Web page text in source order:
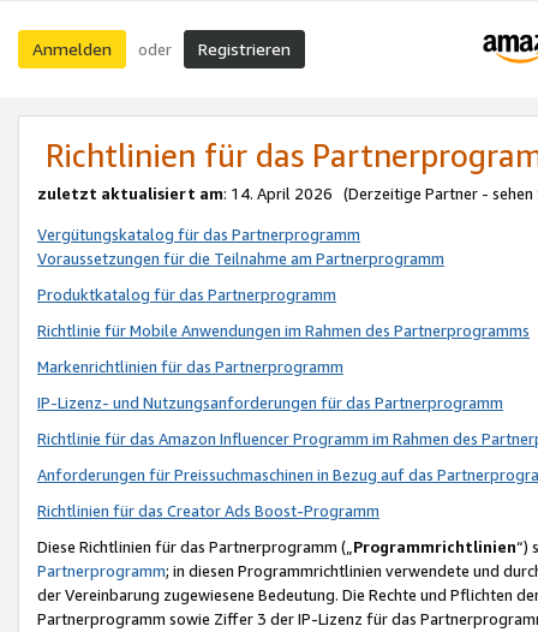
Anmelden oder Registrieren
Richtlinien für das
zuletzt aktualisiert am: 14. April 2026 (Derzeitige Partner - sehen
Vergütungskatalog für das Partnerprogramm
Voraussetzungen für die Teilnahme am Partnerprogramm
Produktkatalog für das Partnerprogramm
Richtlinie für Mobile Anwendungen im Rahmen des Partnerprogramms
Markenrichtlinien für das Partnerprogramm
IP-Lizenz- und Nutzungsanforderungen für das Partnerprogramm
Richtlinie für das Amazon Influencer Programm im Rahmen des
Anforderungen für Preissuchmaschinen in Bezug auf das
Richtlinien für das Creator Ads Boost-Programm
Diese Richtlinien für das Partnerprogramm („Programmrichtlinien“)
Partnerprogramm; in diesen Programmrichtlinien verwendete und
der Vereinbarung zugewiesene Bedeutung. Die Rechte und Pflichten
Partnerprogramm sowie Ziffer 3 der IP-Lizenz für das